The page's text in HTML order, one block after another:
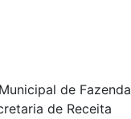
de Fazenda
de Receita